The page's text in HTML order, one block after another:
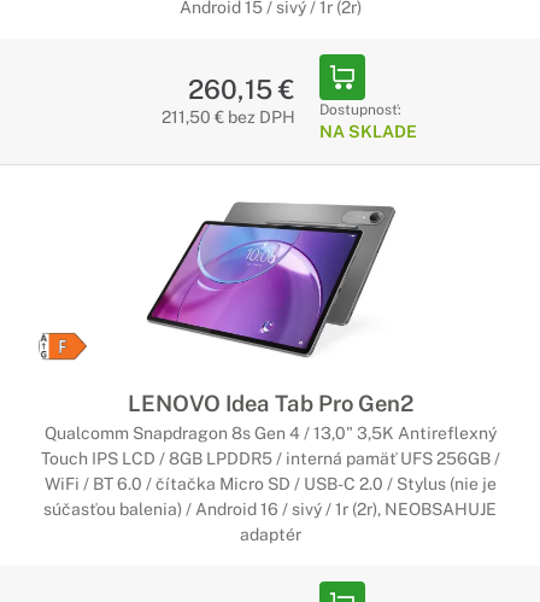
Android 15 / sivý / 1r (2r)
260,15 €
211,50 € bez DPH Dostupnosť:
NA SKLADE
LENOVO Idea Tab Pro Gen2
Qualcomm Snapdragon 8s Gen 4 / 13,0" 3,5K Antireflexný
Touch IPS LCD / 8GB LPDDR5 / interná pamäť UFS 256GB /
WiFi / BT 6.0 / čítačka Micro SD / USB-C 2.0 / Stylus (nie je
súčasťou balenia) / Android 16 / sivý / 1r (2r), NEOBSAHUJE
adaptér